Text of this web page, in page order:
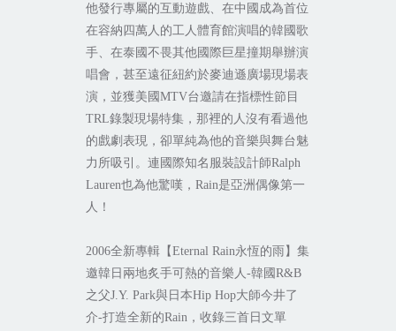
他發行專屬的互動遊戲、在中國成為首位
在容納四萬人的工人體育館演唱的韓國歌
手、在泰國不畏其他國際巨星撞期舉辦演
唱會，甚至遠征紐約於麥迪遜廣場現場表
演，並獲美國MTV台邀請在指標性節目
TRL錄製現場特集，那裡的人沒有看過他
的戲劇表現，卻單純為他的音樂與舞台魅
力所吸引。連國際知名服裝設計師Ralph
Lauren也為他驚嘆， Rain是亞洲偶像第一
人！
2006全新專輯【Eternal Rain永恆的雨】集
邀韓日兩地炙手可熱的音樂人-韓國R&B
之父J.Y. Park與日本Hip Hop大師今井了
介-打造全新的Rain ，收錄三首日文單